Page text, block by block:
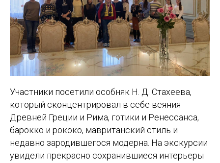
Участники посетили особняк Н. Д. Стахеева,
который сконцентрировал в себе веяния
Древней Греции и Рима, готики и Ренессанса,
барокко и рококо, мавританский стиль и
недавно зародившегося модерна. На экскурсии
увидели прекрасно сохранившиеся интерьеры